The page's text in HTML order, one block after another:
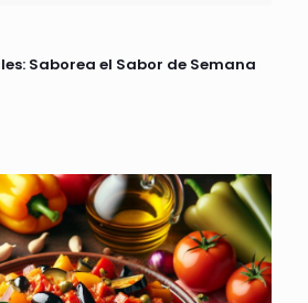
Saborea el Sabor de Semana